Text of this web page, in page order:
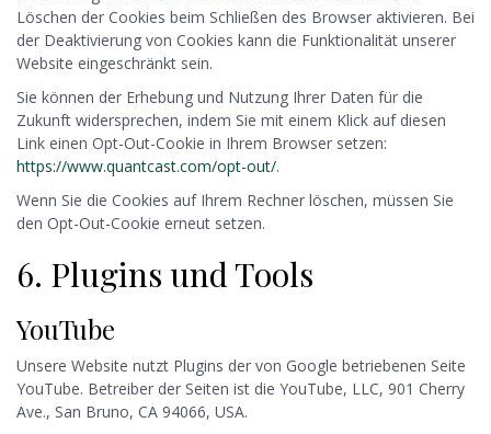
Löschen der Cookies beim Schließen des Browser aktivieren. Bei
der Deaktivierung von Cookies kann die Funktionalität unserer
Website eingeschränkt sein.
Sie können der Erhebung und Nutzung Ihrer Daten für die
Zukunft widersprechen, indem Sie mit einem Klick auf diesen
Link einen Opt-Out-Cookie in Ihrem Browser setzen:
https://www.quantcast.com/opt-out/.
Wenn Sie die Cookies auf Ihrem Rechner löschen, müssen Sie
den Opt-Out-Cookie erneut setzen.
6. Plugins und Tools
YouTube
Unsere Website nutzt Plugins der von Google betriebenen Seite
YouTube. Betreiber der Seiten ist die YouTube, LLC, 901 Cherry
Ave., San Bruno, CA 94066, USA.